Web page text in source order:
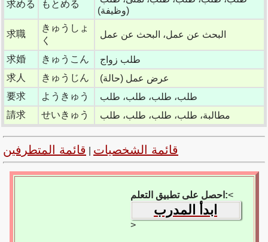
求める もとめる
(وظيفة)
求職
きゅうしょ
く
البحث عن عمل، البحث عن عمل
求婚 きゅうこん
طلب زواج
求人
きゅうじん
عرض عمل (حالة)
要求
ようきゅう
طلب، طلب، طلب، طلب
請求
せいきゅう مطالبة، طلب، طلب، طلب، طلب
قائمة الشخصيات قائمة المتطرفين
احصل على تطبيق التعلم:<
ابدأ المدرب
>